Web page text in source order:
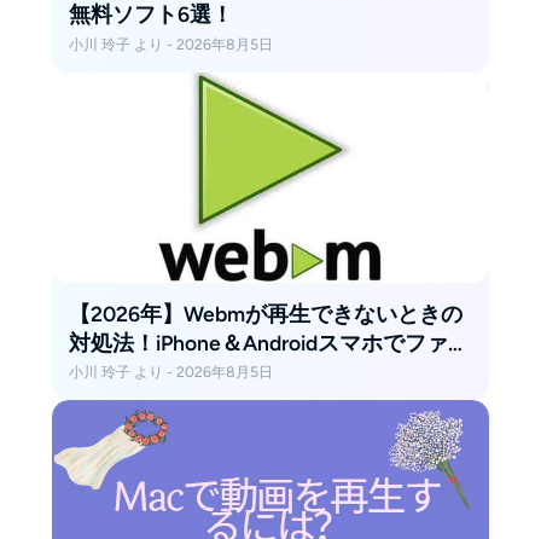
無料ソフト6選！
小川 玲子 より - 2026年8月5日
【2026年】Webmが再生できないときの
対処法！iPhone＆Androidスマホでファイ
ルを開くには？
小川 玲子 より - 2026年8月5日